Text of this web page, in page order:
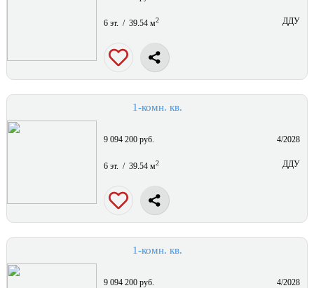
6 эт. / 39.54 м2 ДДУ
1-комн. кв.
9 094 200 руб. 4/2028
6 эт. / 39.54 м2 ДДУ
1-комн. кв.
9 094 200 руб. 4/2028